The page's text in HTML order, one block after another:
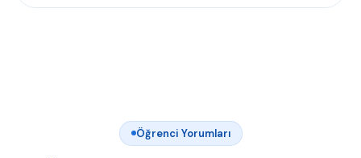
Öğrenci Yorumları